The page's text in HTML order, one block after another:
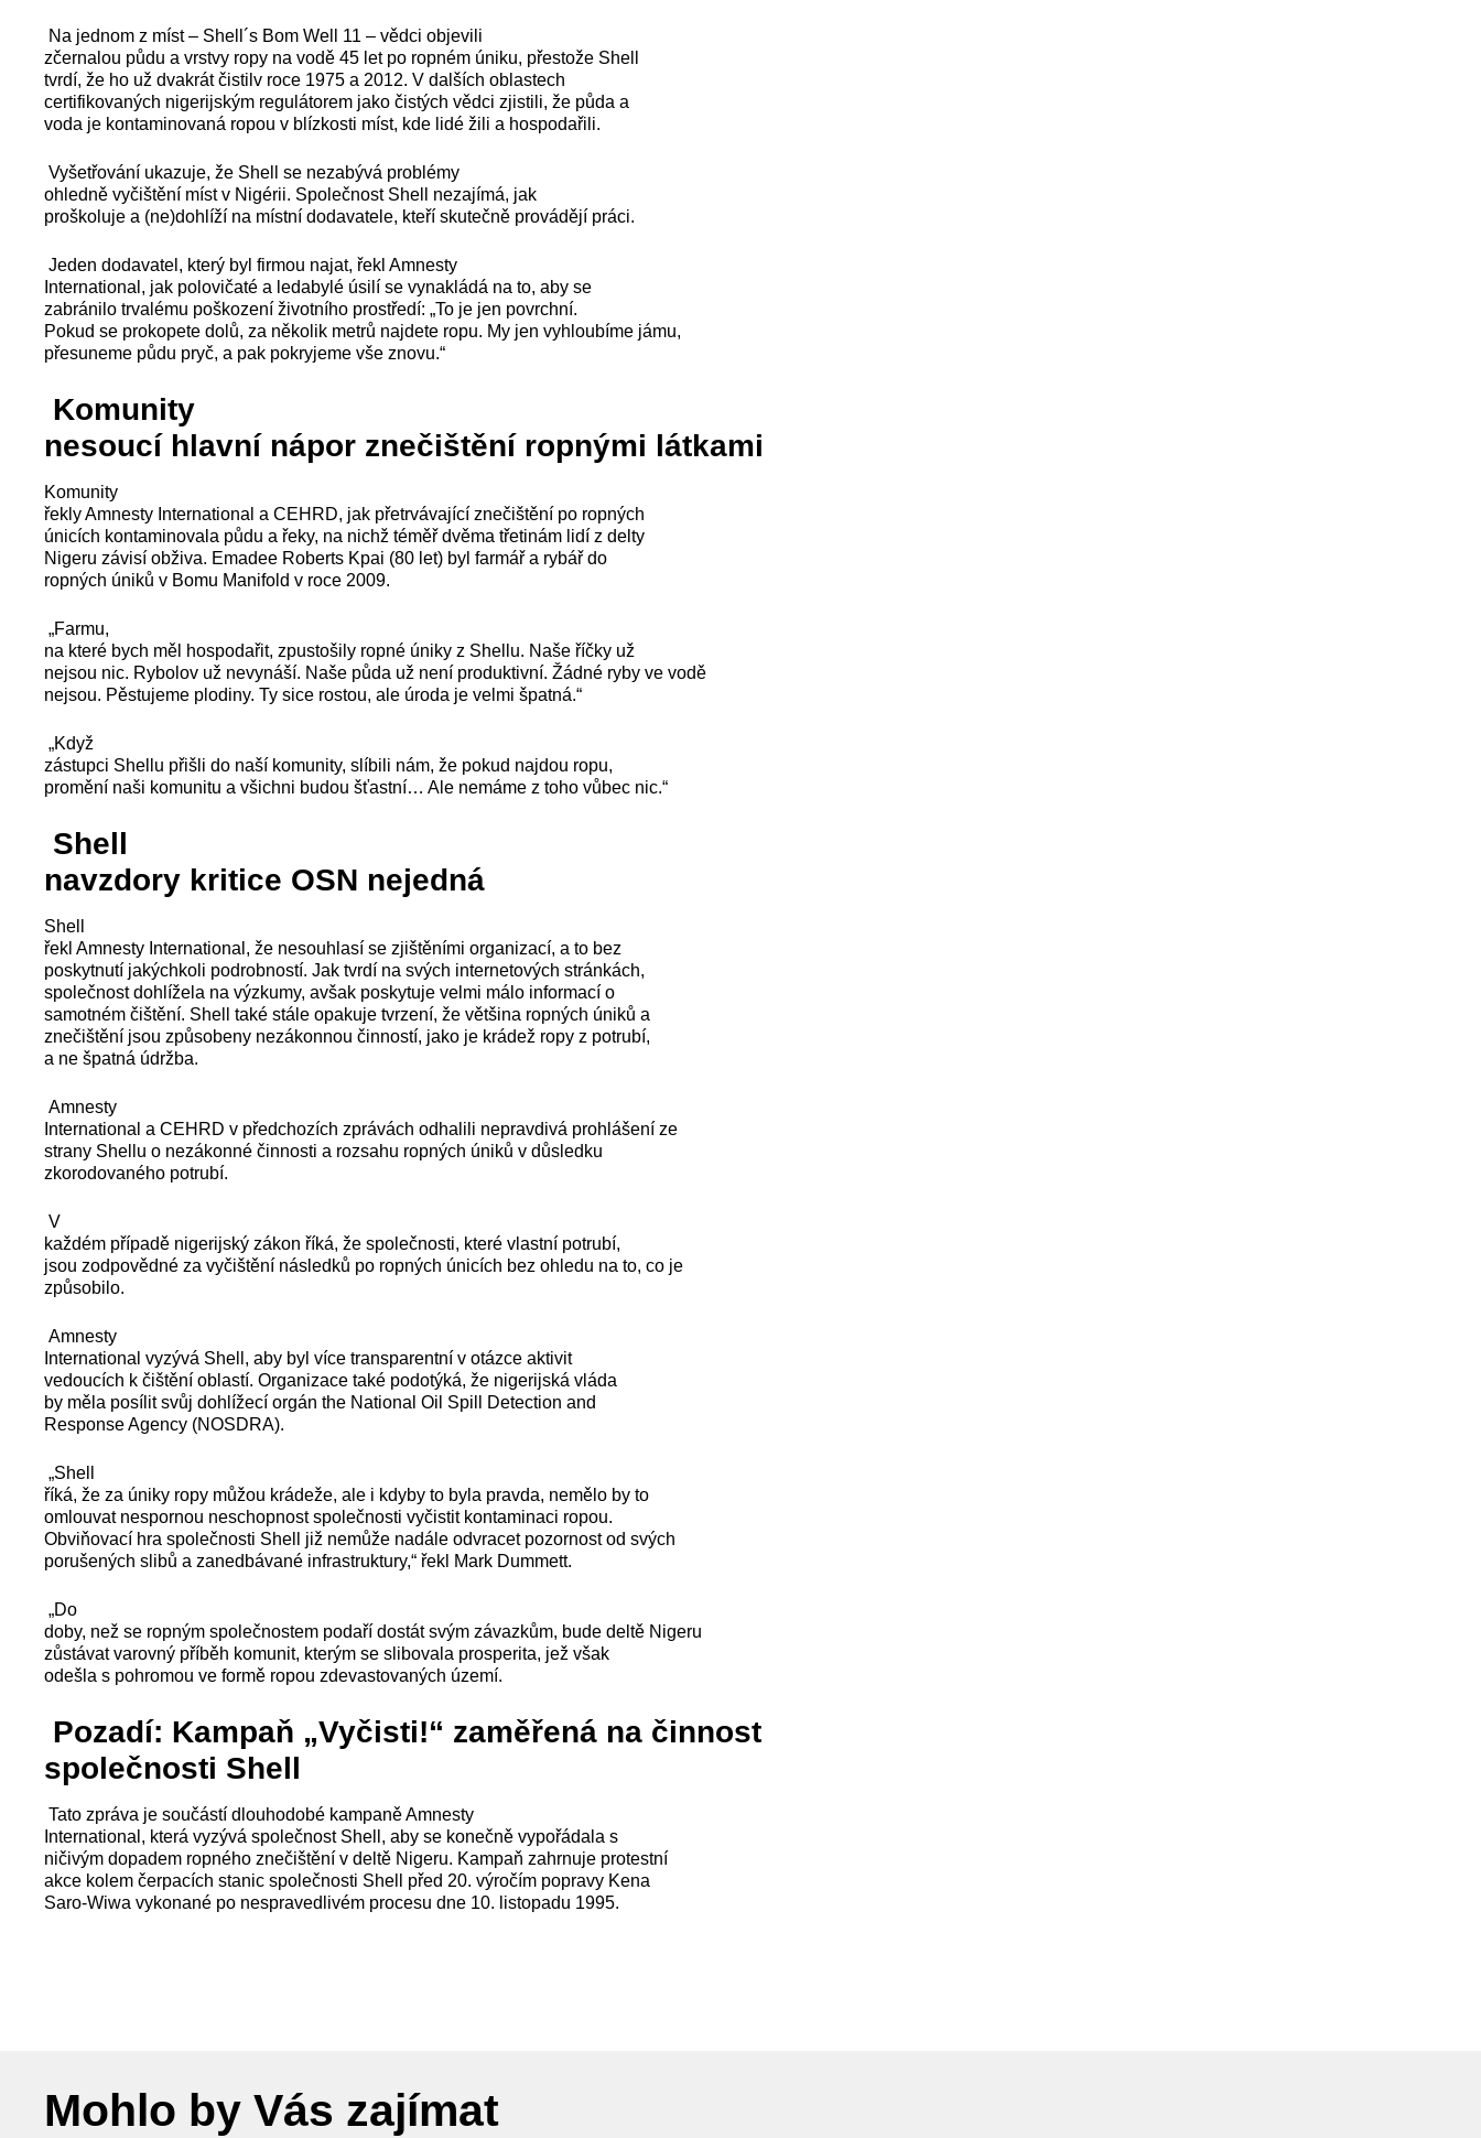
Na jednom z míst – Shell´s Bom Well 11 – vědci objevili
zčernalou půdu a vrstvy ropy na vodě 45 let po ropném úniku, přestože Shell
tvrdí, že ho už dvakrát čistilv roce 1975 a 2012. V dalších oblastech
certifikovaných nigerijským regulátorem jako čistých vědci zjistili, že půda a
voda je kontaminovaná ropou v blízkosti míst, kde lidé žili a hospodařili.
Vyšetřování ukazuje, že Shell se nezabývá problémy
ohledně vyčištění míst v Nigérii. Společnost Shell nezajímá, jak
proškoluje a (ne)dohlíží na místní dodavatele, kteří skutečně provádějí práci.
Jeden dodavatel, který byl firmou najat, řekl Amnesty
International, jak polovičaté a ledabylé úsilí se vynakládá na to, aby se
zabránilo trvalému poškození životního prostředí: „To je jen povrchní.
Pokud se prokopete dolů, za několik metrů najdete ropu. My jen vyhloubíme jámu,
přesuneme půdu pryč, a pak pokryjeme vše znovu.“
Komunity
nesoucí hlavní nápor znečištění ropnými látkami
Komunity
řekly Amnesty International a CEHRD, jak přetrvávající znečištění po ropných
únicích kontaminovala půdu a řeky, na nichž téměř dvěma třetinám lidí z delty
Nigeru závisí obživa. Emadee Roberts Kpai (80 let) byl farmář a rybář do
ropných úniků v Bomu Manifold v roce 2009.
„Farmu,
na které bych měl hospodařit, zpustošily ropné úniky z Shellu. Naše říčky už
nejsou nic. Rybolov už nevynáší. Naše půda už není produktivní. Žádné ryby ve vodě
nejsou. Pěstujeme plodiny. Ty sice rostou, ale úroda je velmi špatná.“
„Když
zástupci Shellu přišli do naší komunity, slíbili nám, že pokud najdou ropu,
promění naši komunitu a všichni budou šťastní… Ale nemáme z toho vůbec nic.“
Shell
navzdory kritice OSN nejedná
Shell
řekl Amnesty International, že nesouhlasí se zjištěními organizací, a to bez
poskytnutí jakýchkoli podrobností. Jak tvrdí na svých internetových stránkách,
společnost dohlížela na výzkumy, avšak poskytuje velmi málo informací o
samotném čištění. Shell také stále opakuje tvrzení, že většina ropných úniků a
znečištění jsou způsobeny nezákonnou činností, jako je krádež ropy z potrubí,
a ne špatná údržba.
Amnesty
International a CEHRD v předchozích zprávách odhalili nepravdivá prohlášení ze
strany Shellu o nezákonné činnosti a rozsahu ropných úniků v důsledku
zkorodovaného potrubí.
V
každém případě nigerijský zákon říká, že společnosti, které vlastní potrubí,
jsou zodpovědné za vyčištění následků po ropných únicích bez ohledu na to, co je
způsobilo.
Amnesty
International vyzývá Shell, aby byl více transparentní v otázce aktivit
vedoucích k čištění oblastí. Organizace také podotýká, že nigerijská vláda
by měla posílit svůj dohlížecí orgán the National Oil Spill Detection and
Response Agency (NOSDRA).
„Shell
říká, že za úniky ropy můžou krádeže, ale i kdyby to byla pravda, nemělo by to
omlouvat nespornou neschopnost společnosti vyčistit kontaminaci ropou.
Obviňovací hra společnosti Shell již nemůže nadále odvracet pozornost od svých
porušených slibů a zanedbávané infrastruktury,“ řekl Mark Dummett.
„Do
doby, než se ropným společnostem podaří dostát svým závazkům, bude deltě Nigeru
zůstávat varovný příběh komunit, kterým se slibovala prosperita, jež však
odešla s pohromou ve formě ropou zdevastovaných území.
Pozadí: Kampaň „Vyčisti!“ zaměřená na činnost
společnosti Shell
Tato zpráva je součástí dlouhodobé kampaně Amnesty
International, která vyzývá společnost Shell, aby se konečně vypořádala s
ničivým dopadem ropného znečištění v deltě Nigeru. Kampaň zahrnuje protestní
akce kolem čerpacích stanic společnosti Shell před 20. výročím popravy Kena
Saro-Wiwa vykonané po nespravedlivém procesu dne 10. listopadu 1995.
Mohlo by Vás zajímat